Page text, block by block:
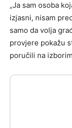
„Ja sam osoba
izjasni, nisam
samo da volja
provjere pokažu
poručili na